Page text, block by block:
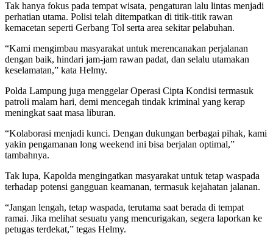
Tak hanya fokus pada tempat wisata, pengaturan lalu lintas menjadi
perhatian utama. Polisi telah ditempatkan di titik-titik rawan
kemacetan seperti Gerbang Tol serta area sekitar pelabuhan.
“Kami mengimbau masyarakat untuk merencanakan perjalanan
dengan baik, hindari jam-jam rawan padat, dan selalu utamakan
keselamatan,” kata Helmy.
Polda Lampung juga menggelar Operasi Cipta Kondisi termasuk
patroli malam hari, demi mencegah tindak kriminal yang kerap
meningkat saat masa liburan.
“Kolaborasi menjadi kunci. Dengan dukungan berbagai pihak, kami
yakin pengamanan long weekend ini bisa berjalan optimal,”
tambahnya.
Tak lupa, Kapolda mengingatkan masyarakat untuk tetap waspada
terhadap potensi gangguan keamanan, termasuk kejahatan jalanan.
“Jangan lengah, tetap waspada, terutama saat berada di tempat
ramai. Jika melihat sesuatu yang mencurigakan, segera laporkan ke
petugas terdekat,” tegas Helmy.